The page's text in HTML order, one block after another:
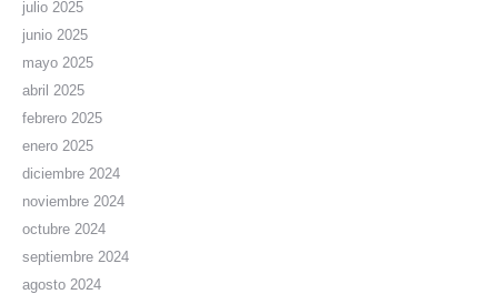
julio 2025
junio 2025
mayo 2025
abril 2025
febrero 2025
enero 2025
diciembre 2024
noviembre 2024
octubre 2024
septiembre 2024
agosto 2024